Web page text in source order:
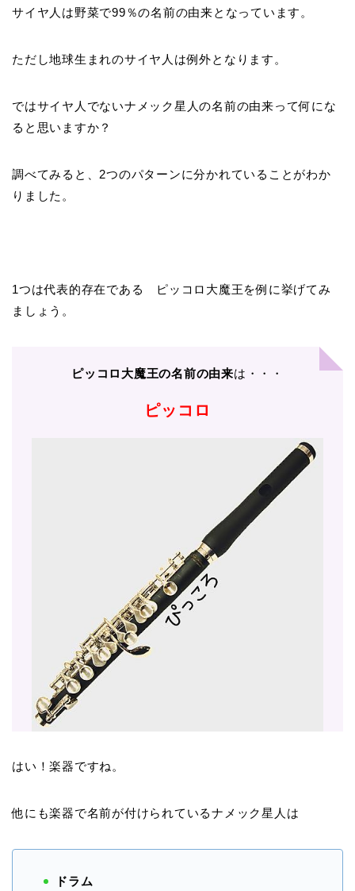
サイヤ人は野菜で99％の名前の由来となっています。
ただし地球生まれのサイヤ人は例外となります。
ではサイヤ人でないナメック星人の名前の由来って何にな
ると思いますか？
調べてみると、2つのパターンに分かれていることがわか
りました。
1つは代表的存在である ピッコロ大魔王を例に挙げてみ
ましょう。
ピッコロ大魔王の名前の由来は・・・
ピッコロ
はい！楽器ですね。
他にも楽器で名前が付けられているナメック星人は
ドラム